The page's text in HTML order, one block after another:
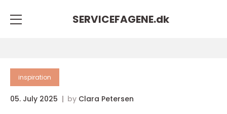
SERVICEFAGENE.dk
inspiration
05. July 2025 by Clara Petersen